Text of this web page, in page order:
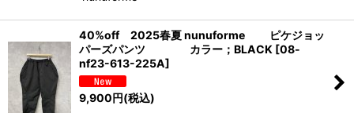
40%off 2025春夏 nunuforme ピケジョッ
パーズパンツ カラー；BLACK [08-
nf23-613-225A]
9,900円(税込)